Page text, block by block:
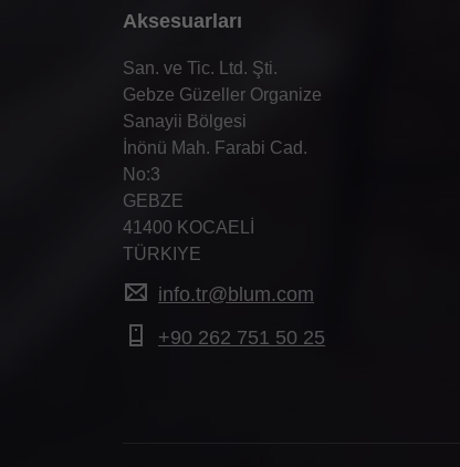
Aksesuarları
San. ve Tic. Ltd. Şti.
Gebze Güzeller Organize
Sanayii Bölgesi
İnönü Mah. Farabi Cad.
No:3
GEBZE
41400 KOCAELİ
TÜRKIYE
info.tr@blum.com
+90 262 751 50 25